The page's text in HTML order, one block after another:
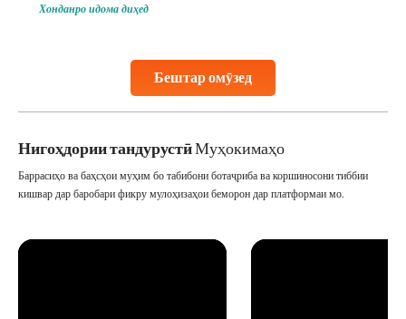
Бештар омӯзед
challenges and help couples achieve their dream of
collected, they process the
Хонданро идома диҳед
Нигоҳдории тандурустӣМуҳокимаҳо
Баррасиҳо ва баҳсҳои муҳим бо табибони ботаҷриба ва коршиносони тиббии
кишвар дар баробари фикру мулоҳизаҳои беморон дар платформаи мо.